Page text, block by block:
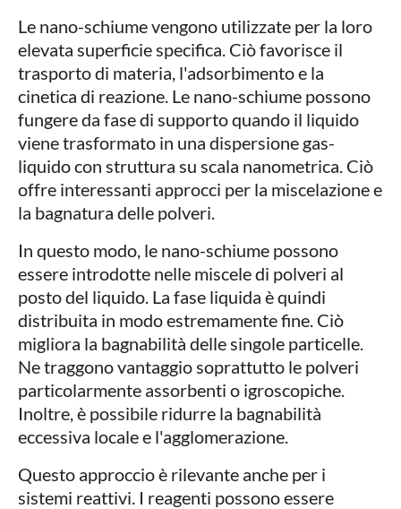
Le nano-schiume vengono utilizzate per la loro
elevata superficie specifica. Ciò favorisce il
trasporto di materia, l'adsorbimento e la
cinetica di reazione. Le nano-schiume possono
fungere da fase di supporto quando il liquido
viene trasformato in una dispersione gas-
liquido con struttura su scala nanometrica. Ciò
offre interessanti approcci per la miscelazione e
la bagnatura delle polveri.
In questo modo, le nano-schiume possono
essere introdotte nelle miscele di polveri al
posto del liquido. La fase liquida è quindi
distribuita in modo estremamente fine. Ciò
migliora la bagnabilità delle singole particelle.
Ne traggono vantaggio soprattutto le polveri
particolarmente assorbenti o igroscopiche.
Inoltre, è possibile ridurre la bagnabilità
eccessiva locale e l'agglomerazione.
Questo approccio è rilevante anche per i
sistemi reattivi. I reagenti possono essere